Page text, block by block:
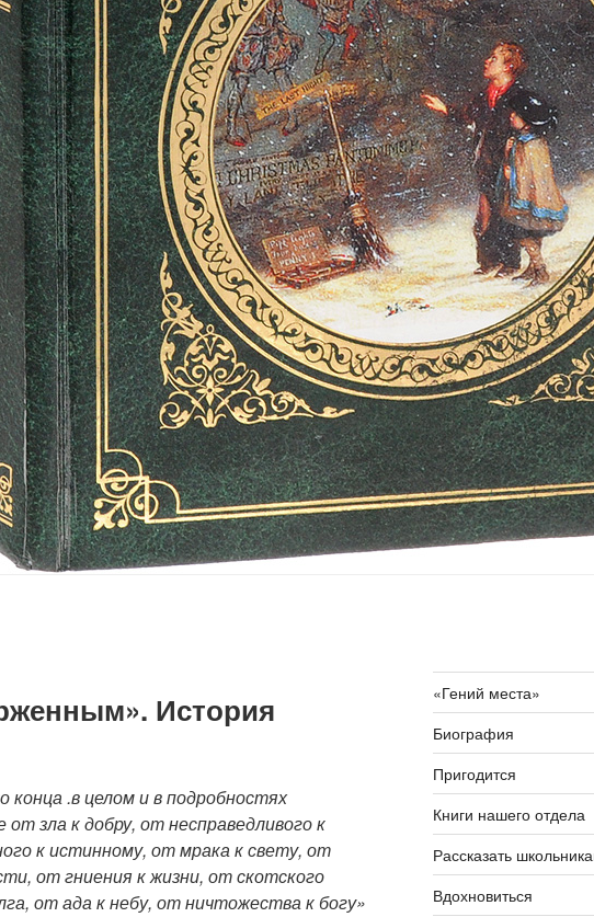
История
конца .в целом и в подробностях
зла к добру, от несправедливого к
к истинному, от мрака к свету, от
от гниения к жизни, от скотского
от ада к небу, от ничтожества к богу»
«Гений места»
Биография
Пригодится
Книги нашего отдела
Рассказать
Вдохновиться